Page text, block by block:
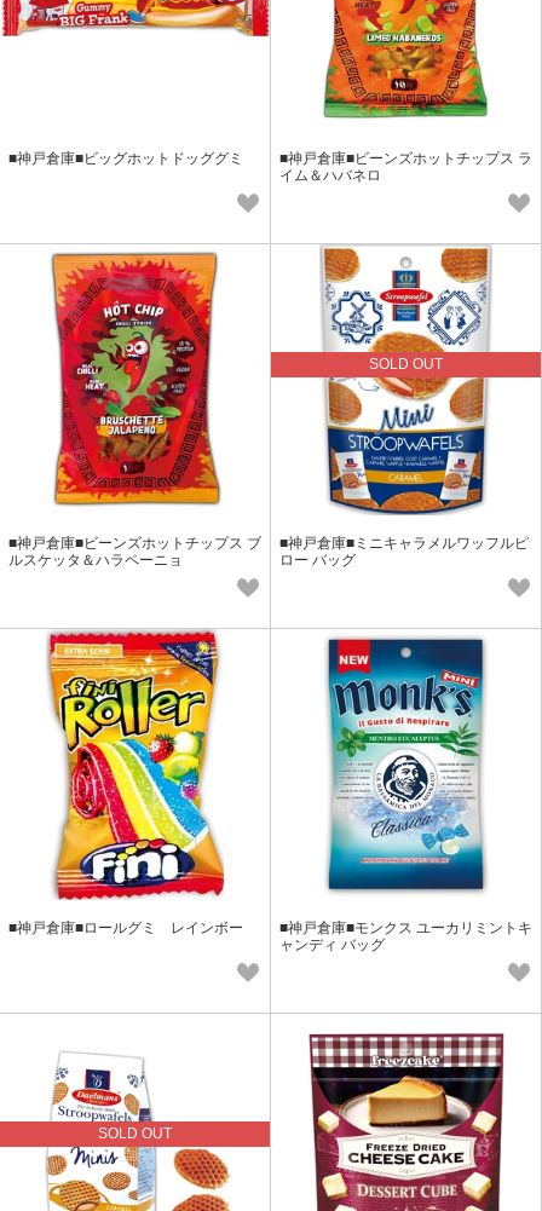
■神戸倉庫■ビッグホットドッググミ
■神戸倉庫■ビーンズホットチップス ラ
イム＆ハバネロ
■神戸倉庫■ビーンズホットチップス ブ
ルスケッタ＆ハラペーニョ
SOLD OUT
■神戸倉庫■ミニキャラメルワッフルピ
ロー バッグ
■神戸倉庫■ロールグミ レインボー
■神戸倉庫■モンクス ユーカリミントキ
ャンディ バッグ
SOLD OUT